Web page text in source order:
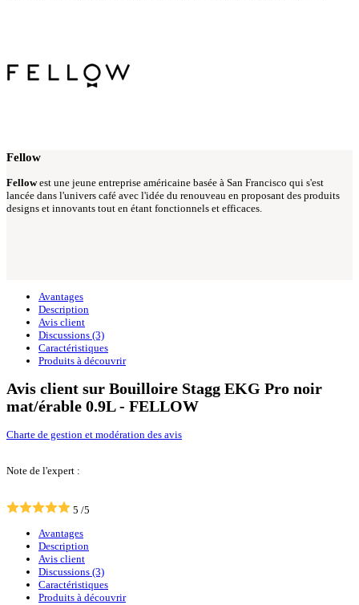
Fellow
Fellowest une jeune entreprise américaine basée à San Francisco qui s'est
lancée dans l'univers café avec l'idée du renouveau en proposant des produits
designs et innovants tout en étant fonctionnels et efficaces.
Avantages
Description
Avis client
Discussions (3)
Caractéristiques
Produits à découvrir
Avis client sur Bouilloire Stagg EKG Pro noir
mat/érable 0.9L - FELLOW
Charte de gestion et modération des avis
Note de l'expert :
5 /5
Avantages
Description
Avis client
Discussions (3)
Caractéristiques
Produits à découvrir